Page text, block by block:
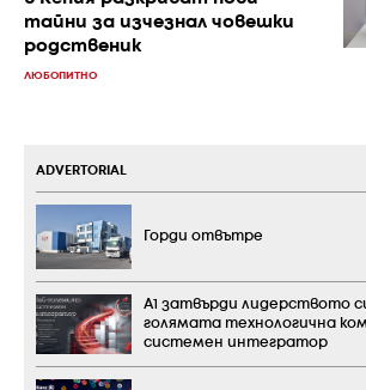
тайни за изчезнал човешки
родственик
ЛЮБОПИТНО
ADVERTORIAL
Горди отвътре
А1 затвърди лидерството
голямата технологична
системен интегратор